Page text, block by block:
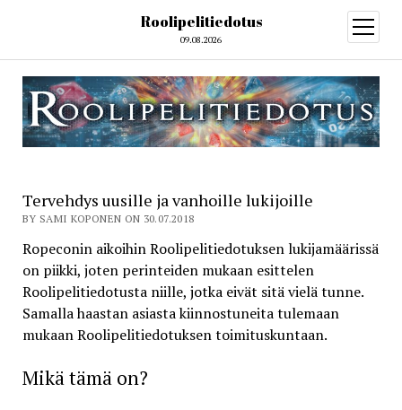
Roolipelitiedotus
09.08.2026
open
menu
Tervehdys uusille ja vanhoille lukijoille
BY SAMI KOPONEN ON 30.07.2018
Ropeconin aikoihin Roolipelitiedotuksen lukijamäärissä
on piikki, joten perinteiden mukaan esittelen
Roolipelitiedotusta niille, jotka eivät sitä vielä tunne.
Samalla haastan asiasta kiinnostuneita tulemaan
mukaan Roolipelitiedotuksen toimituskuntaan.
Mikä tämä on?